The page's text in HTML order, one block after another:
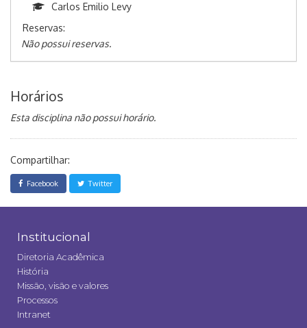
Carlos Emilio Levy
Reservas:
Não possui reservas.
Horários
Esta disciplina não possui horário.
Compartilhar:
Facebook Twitter
Institucional
Diretoria Acadêmica
História
Missão, visão e valores
Processos
Intranet